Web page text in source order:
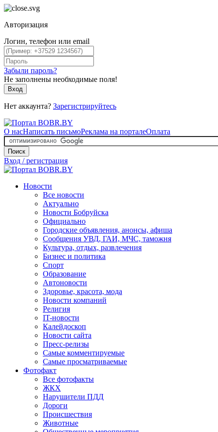
Авторизация
Логин, телефон или email
Забыли пароль?
Не заполнены необходимые поля!
Вход
Нет аккаунта? Зарегистрируйтесь
О насНаписать письмоРеклама на порталеОплата
Поиск
Вход / регистрация
Новости
Все новости
Актуально
Новости Бобруйска
Официально
Городские объявления, анонсы, афиша
Сообщения УВД, ГАИ, МЧС, таможня
Культура, отдых, развлечения
Бизнес и политика
Спорт
Образование
Автоновости
Здоровье, красота, мода
Новости компаний
Религия
IT-новости
Калейдоскоп
Новости сайта
Пресс-релизы
Самые комментируемые
Самые просматриваемые
Фотофакт
Все фотофакты
ЖКХ
Нарушители ПДД
Дороги
Происшествия
Животные